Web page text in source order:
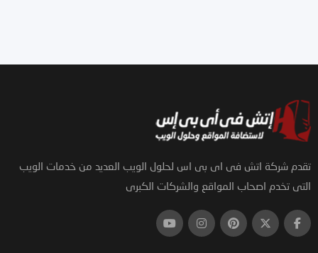
تقدم شركة اتش فى اى بى اس لحلول الويب العديد من خدمات الويب
التى تخدم اصحاب المواقع والشركات الكبرى